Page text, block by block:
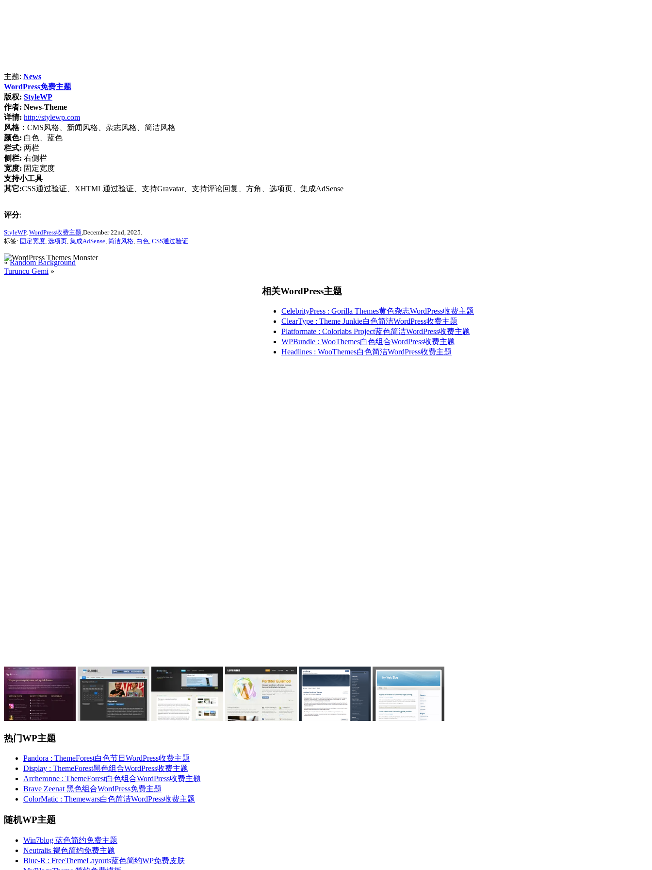
主题: News
WordPress免费主题
版权: StyleWP
作者: News-Theme
详情: http://stylewp.com
风格： CMS风格、新闻风格、杂志风格、简洁风格
颜色: 白色、蓝色
栏式: 两栏
侧栏: 右侧栏
宽度: 固定宽度
支持小工具
其它:CSS通过验证、XHTML通过验证、支持Gravatar、支持评论回复、方角、选项页、集成AdSense
评分:
StyleWP, WordPress收费主题 ,December 22nd, 2025.
标签: 固定宽度 选项页 集成AdSense 简洁风格 白色 CSS通过验证
«Random Background
Turuncu Gemi »
相关WordPress主题
CelebrityPress : Gorilla Themes黄色杂志WordPress收费主题
ClearType : Theme Junkie白色简洁WordPress收费主题
Platformate : Colorlabs Project蓝色简洁WordPress收费主题
WPBundle : WooThemes白色组合WordPress收费主题
Headlines : WooThemes白色简洁WordPress收费主题
热门WP主题
Pandora : ThemeForest白色节日WordPress收费主题
Display : ThemeForest黑色组合WordPress收费主题
Archeronne : ThemeForest白色组合WordPress收费主题
Brave Zeenat 黑色组合WordPress免费主题
ColorMatic : Themewars白色简洁WordPress收费主题
随机WP主题
Win7blog 蓝色简约免费主题
Neutralis 褐色简约免费主题
Blue-R : FreeThemeLayouts蓝色简约WP免费皮肤